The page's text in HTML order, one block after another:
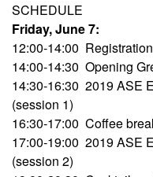
SCHEDULE
Friday, June 7:
12:00-14:00
14:00-14:30 Opening
14:30-16:30 2019 ASE
(session 1)
16:30-17:00 Coffee
17:00-19:00 2019 ASE
(session 2)